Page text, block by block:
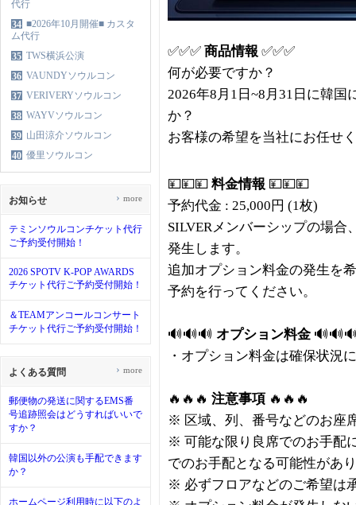
代行
34 ■2026年10月開催■ カスタ
ム代行
35 TWS横浜公演
36 VAUNDYソウルコン
37 VERIVERYソウルコン
38 WAYVソウルコン
39 山田涼介ソウルコン
40 優里ソウルコン
お知らせ
テミンソウルコンチケット代行
ご予約受付開始！
2026 SPOTV K-POP AWARDS
チケット代行ご予約受付開始！
＆TEAMアンコールコンサート
チケット代行ご予約受付開始！
› more
よくある質問
郵便物の発送に関するEMS番
号追跡照会はどうすればいいで
すか？
韓国以外の公演も手配できます
か？
ホームページ利用時に以下のよ
› more
✅✅✅ 商品情報 ✅✅✅
何が必要ですか？
2026年8月1日~8月31日に韓
か？
お客様の希望を当社にお任せ
💴💴💴 料金情報 💴💴💴
予約代金 : 25,000円 (1枚)
SILVERメンバーシップの場
発生します。
追加オプション料金の発生を
予約を行ってください。
🔊🔊🔊 オプション料金
・オプション料金は確保状況
🔥🔥🔥 注意事項 🔥🔥🔥
※ 区域、列、番号などのお座
※ 可能な限り良席でのお手配
でのお手配となる可能性があ
※ 必ずフロアなどのご希望は